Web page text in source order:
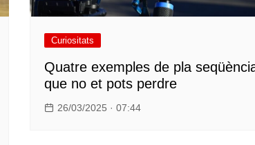
Curiositats
Quatre exemples de pla
que no et pots perdre
26/03/2025 · 07:44